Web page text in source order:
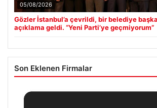
05/08/2026
Gözler İstanbul’a çevrildi, bir belediye
açıklama geldi. “Yeni Parti’ye geçmiyorum”
Son Eklenen Firmalar